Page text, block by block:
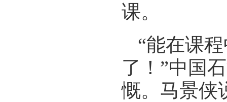
课。
“能在课
了！”中国
慨。马景侠